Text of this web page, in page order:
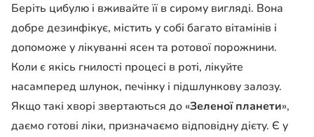
Беріть цибулю і вживайте її в сирому вигляді. Вона
добре дезинфікує, містить у собі багато вітамінів і
допоможе у лікуванні ясен та ротової порожнини.
Коли є якісь гнилості процесі в роті, лікуйте
насамперед шлунок, печінку і підшлункову залозу.
Якщо такі хворі звертаються до «Зеленої планети»,
даємо готові ліки, призначаємо відповідну дієту. Є у